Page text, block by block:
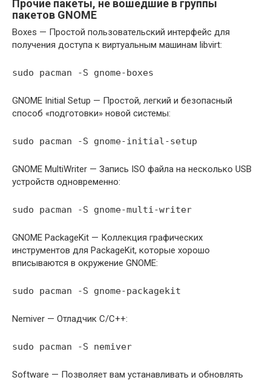
Прочие пакеты, не вошедшие в группы
пакетов GNOME
Boxes — Простой пользовательский интерфейс для
получения доступа к виртуальным машинам libvirt:
sudo pacman -S gnome-boxes
GNOME Initial Setup — Простой, легкий и безопасный
способ «подготовки» новой системы:
sudo pacman -S gnome-initial-setup
GNOME MultiWriter — Запись ISO файла на несколько USB
устройств одновременно:
sudo pacman -S gnome-multi-writer
GNOME PackageKit — Коллекция графических
инструментов для PackageKit, которые хорошо
вписываются в окружение GNOME:
sudo pacman -S gnome-packagekit
Nemiver — Отладчик C/C++:
sudo pacman -S nemiver
Software — Позволяет вам устанавливать и обновлять